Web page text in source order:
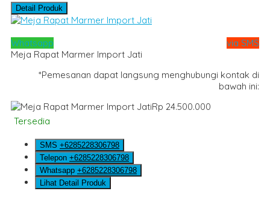
Detail Produk
Whatsapp
via SMS
Meja Rapat Marmer Import Jati
*Pemesanan dapat langsung menghubungi kontak di
bawah ini:
Rp 24.500.000
Tersedia
SMS +6285228306798
Telepon +6285228306798
Whatsapp +6285228306798
Lihat Detail Produk